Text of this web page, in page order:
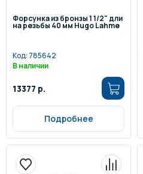
Форсунка из бронзы 1 1/2" дли
на резьбы 40 мм Hugo Lahme
Код: 785642
В наличии
13377 р.
Подробнее